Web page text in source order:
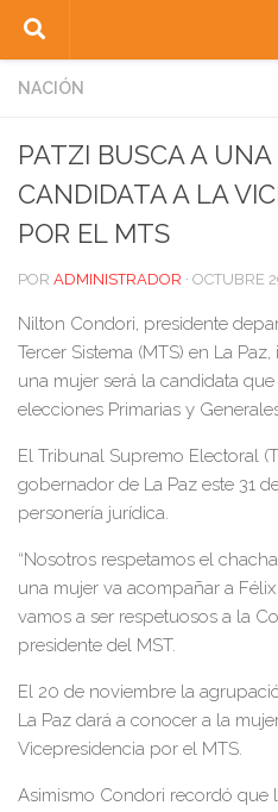
Saltar al contenido
NACIÓN
PATZI BUSCA A
CANDIDATA A LA
POR EL MTS
POR ADMINISTRADOR · OCTUBRE
Nilton Condori, presidente
Tercer Sistema (MTS) en La
una mujer será la candidata
elecciones Primarias y
El Tribunal Supremo Electoral
gobernador de La Paz este 31
personería jurídica.
“Nosotros respetamos el
una mujer va acompañar a
vamos a ser respetuosos a la
presidente del MST.
El 20 de noviembre la
La Paz dará a conocer a la
Vicepresidencia por el MTS.
Asimismo Condori recordó que